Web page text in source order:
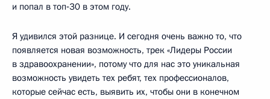
и попал в топ‑30 в этом году.
Я удивился этой разнице. И сегодня очень важно то, что
появляется новая возможность, трек «Лидеры России
в здравоохранении», потому что для нас это уникальная
возможность увидеть тех ребят, тех профессионалов,
которые сейчас есть, выявить их, чтобы они в конечном